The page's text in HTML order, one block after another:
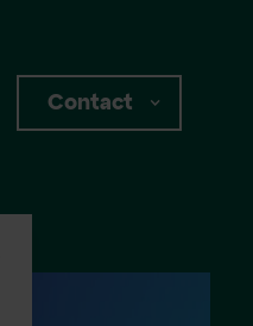
Contact